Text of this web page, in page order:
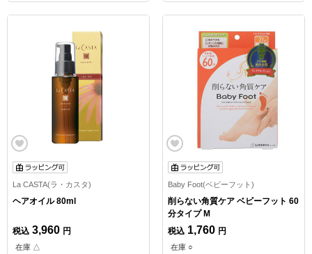
La CASTA(ラ・カスタ)
ヘアオイル 80ml
税込 3,960 円
在庫 △
Baby Foot(ベビーフット)
削らない角質ケア ベビーフット 60
分タイプ M
税込 1,760 円
在庫 ○